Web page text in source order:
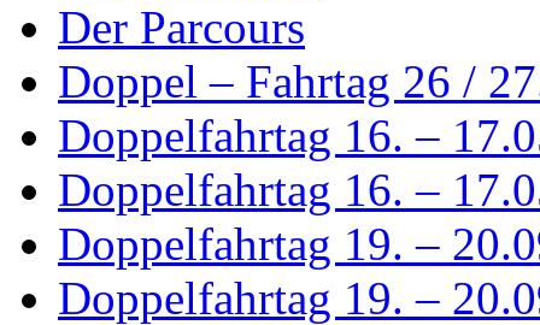
Der Parcours
Doppel – Fahrtag 26 /
Doppelfahrtag 16. –
Doppelfahrtag 16. –
Doppelfahrtag 19. –
Doppelfahrtag 19. –